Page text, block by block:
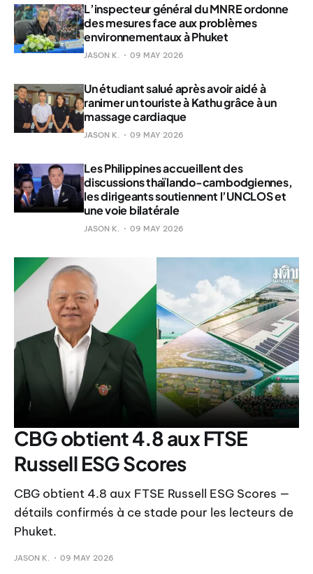
L’inspecteur général du MNRE ordonne
des mesures face aux problèmes
environnementaux à Phuket
JASON K. 09 MAY 2026
Un étudiant salué après avoir aidé à
ranimer un touriste à Kathu grâce à un
massage cardiaque
JASON K. 09 MAY 2026
Les Philippines accueillent des
discussions thaïlando-cambodgiennes,
les dirigeants soutiennent l’UNCLOS et
une voie bilatérale
JASON K. 09 MAY 2026
CBG obtient 4.8 aux FTSE
Russell ESG Scores
CBG obtient 4.8 aux FTSE Russell ESG Scores —
détails confirmés à ce stade pour les lecteurs de
Phuket.
JASON K. 09 MAY 2026